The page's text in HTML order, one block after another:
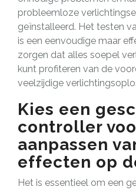
probleemloze
geïnstalleerd. Het testen
is een eenvoudige maar
zorgen dat alles soepel
kunt profiteren van de
veelzijdige
Kies een
controller
aanpassen
effecten op
Het is essentieel om een